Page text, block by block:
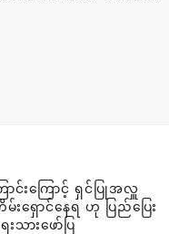
င်းကြောင့် ရှင်ပြုအလှူ
ရှောင်နေရ ဟု ပြည်ပြေး
သားဖော်ပြ